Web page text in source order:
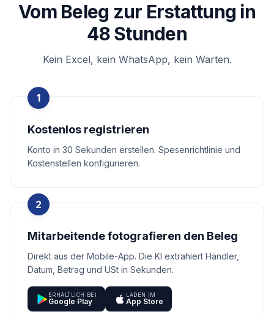
Vom Beleg zur Erstattung in
48 Stunden
Kein Excel, kein WhatsApp, kein Warten.
1
Kostenlos registrieren
Konto in 30 Sekunden erstellen. Spesenrichtlinie und
Kostenstellen konfigurieren.
2
Mitarbeitende fotografieren den Beleg
Direkt aus der Mobile-App. Die KI extrahiert Händler,
Datum, Betrag und USt in Sekunden.
ERHÄLTLICH BEI
Google Play
LADEN IM
App Store